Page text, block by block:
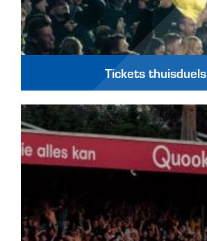
Tickets thuisduels